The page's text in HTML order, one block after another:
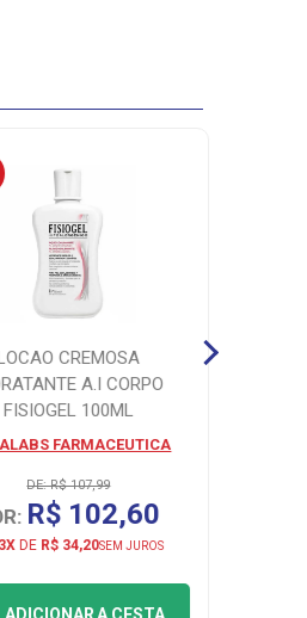
CREMOSA
A.I CORPO
FISIOGEL 100ML
FARMACEUTICA
DE: R$ 107,99
R$ 102,60
DE R$ 34,20SEM JUROS
ADICIONARA CESTA